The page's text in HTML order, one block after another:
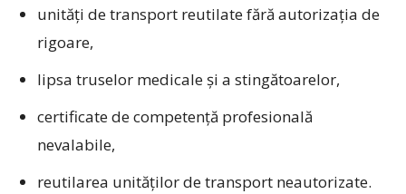
unități de transport reutilate fără autorizaţia de
rigoare,
lipsa truselor medicale şi a stingătoarelor,
certificate de competenţă profesională
nevalabile,
reutilarea unităților de transport neautorizate.